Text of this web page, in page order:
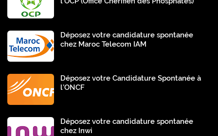
Déposez votre candidature spontanée
chez Maroc Telecom IAM
Déposez votre Candidature Spontanée à
l’ONCF
Déposez votre candidature spontanée
chez Inwi